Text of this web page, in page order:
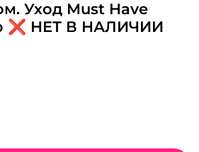
Уход Must Have
❌ НЕТ В НАЛИЧИИ